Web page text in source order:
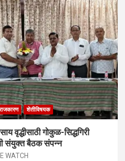
शेतीविषयक
वृद्धीसाठी गोकुळ-सिद्धगिरी
संयुक्त बैठक संपन्न
WATCH